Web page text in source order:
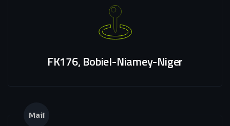
FK176, Bobiel-Niamey-Niger
Mail